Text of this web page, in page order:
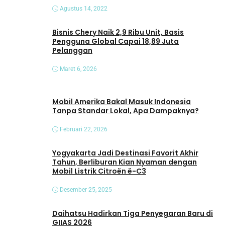
Agustus 14, 2022
Bisnis Chery Naik 2,9 Ribu Unit, Basis
Pengguna Global Capai 18,89 Juta
Pelanggan
Maret 6, 2026
Mobil Amerika Bakal Masuk Indonesia
Tanpa Standar Lokal, Apa Dampaknya?
Februari 22, 2026
Yogyakarta Jadi Destinasi Favorit Akhir
Tahun, Berliburan Kian Nyaman dengan
Mobil Listrik Citroën ë-C3
Desember 25, 2025
Daihatsu Hadirkan Tiga Penyegaran Baru di
GIIAS 2026